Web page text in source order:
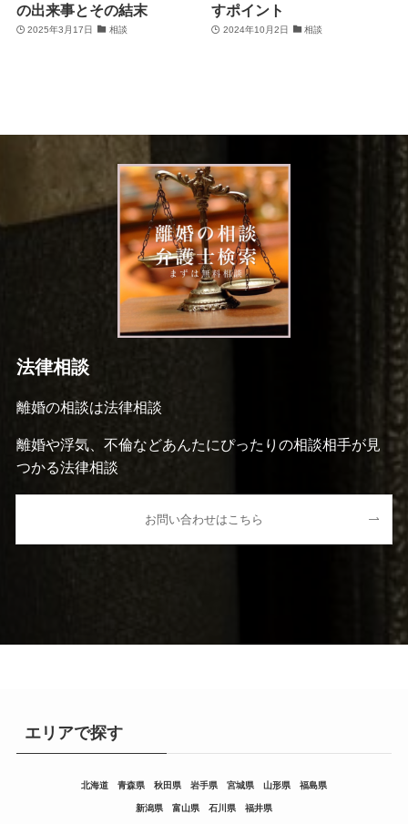
の出来事とその結末
2025年3月17日 相談
すポイント
2024年10月2日 相談
法律相談
離婚の相談は法律相談
離婚や浮気、不倫などあんたにぴったりの相談相手が見
つかる法律相談
お問い合わせはこちら
エリアで探す
北海道 青森県 秋田県 岩手県 宮城県 山形県 福島県
新潟県 富山県 石川県 福井県